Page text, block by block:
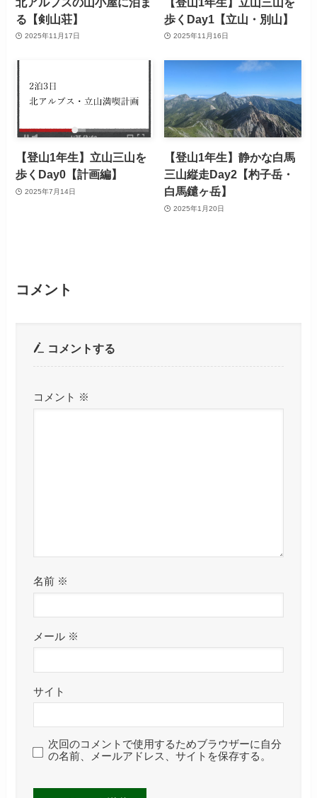
る【剣山荘】
2025年11月17日
歩くDay1【立山・別山】
2025年11月16日
【登山1年生】立山三山を
歩くDay0【計画編】
2025年7月14日
【登山1年生】静かな白馬
三山縦走Day2【杓子岳・
白馬鑓ヶ岳】
2025年1月20日
コメント
コメントする
コメント ※
名前 ※
メール ※
サイト
次回のコメントで使用するためブラウザーに自分
の名前、メールアドレス、サイトを保存する。